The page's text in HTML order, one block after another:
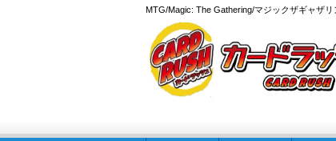
MTG/Magic: The Gathering/マジックザギャザ